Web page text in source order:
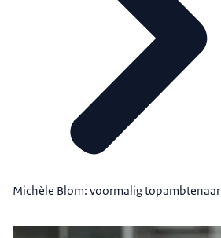
Michèle Blom: voormalig topambtenaar